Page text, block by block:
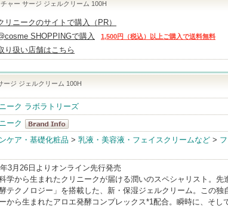
ャー サージ ジェルクリーム 100H
リニークのサイトで購入（PR）
SHOPPINGで購入 1,500円（税込）以上ご購入で送料無料
り扱い店舗はこちら
ージ ジェルクリーム 100H
ーク ラボラトリーズ
ーク
クリニーク
ケア・基礎化粧品 > 乳液・美容液・フェイスクリームなど >
3月26日よりオンライン先行発売
学から生まれたクリニークが届ける潤いのスペシャリスト。先
テクノロジー」を搭載した、新・保湿ジェルクリーム。この独
から生まれたアロエ発酵コンプレックス*1配合。瞬時に、そし